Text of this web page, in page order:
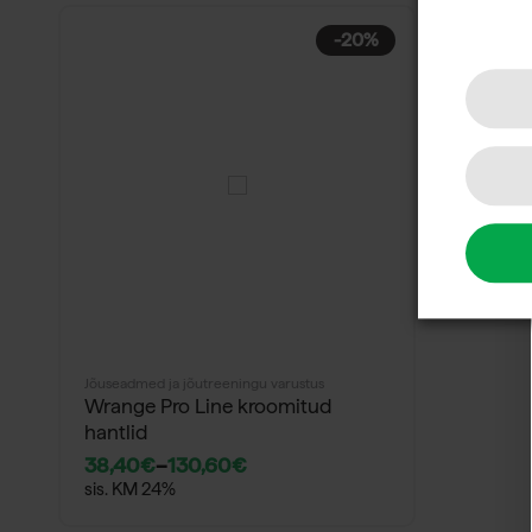
-20%
Jõuseadmed ja jõutreeningu varustus
Wrange Pro Line kroomitud
hantlid
38,40€–130,60€
sis. KM 24%